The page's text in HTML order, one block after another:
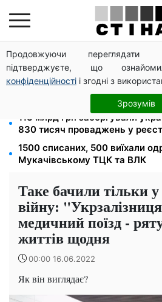
Продовжуючи переглядати
підтверджуєте, що
конфіденційності і згодні з
Зрозумів
100 000 грн за 18 місяців:
щомісячні виплати
120 грн на день лише на
звільняються через тариф 30
113 млрд грн заборгували
830 тисяч проваджень у
1500 списаних, 500 виїхали
Мукачівському ТЦК та ВЛК
Таке бачили тільки
війну:
медичний поїзд -
життів щодня
00:00 16.06.2022
Як він виглядає?